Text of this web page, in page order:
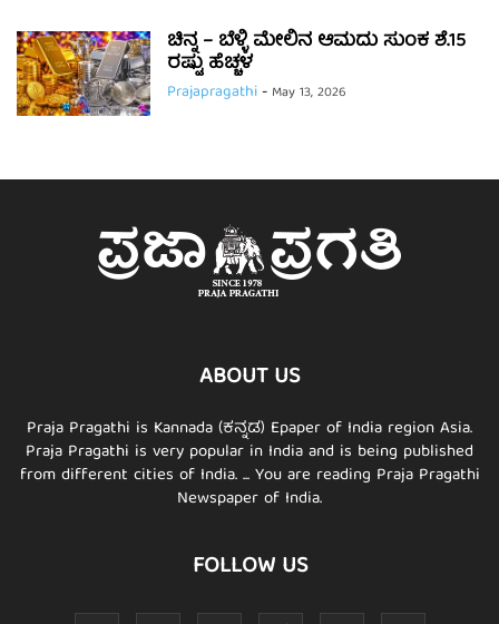
ಚಿನ್ನ – ಬೆಳ್ಳಿ ಮೇಲಿನ ಆಮದು ಸುಂಕ ಶೆ.15
ರಷ್ಟು ಹೆಚ್ಚಳ
Prajapragathi- May 13, 2026
ABOUT US
Praja Pragathi is Kannada (ಕನ್ನಡ) Epaper of India region Asia.
Praja Pragathi is very popular in India and is being published
from different cities of India. ... You are reading Praja Pragathi
Newspaper of India.
FOLLOW US